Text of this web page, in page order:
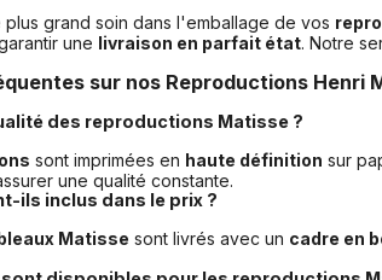
plus grand soin dans l'emballage de vos
une livraison en parfait état. Notre
sur nos Reproductions Henri
des reproductions Matisse ?
sont imprimées en haute définition sur
une qualité constante.
ils inclus dans le prix ?
Matisse sont livrés avec un cadre en